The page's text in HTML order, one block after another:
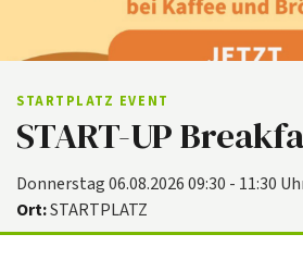
STARTPLATZ EVENT
START-UP
Donnerstag 06.08.2026 09:30 - 11:30
Ort:STARTPLATZ